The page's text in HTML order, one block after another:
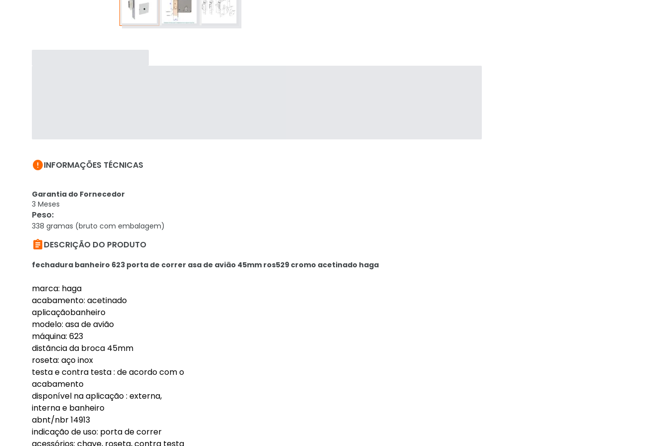
INFORMAÇÕES TÉCNICAS
Garantia do Fornecedor
3 Meses
Peso:
338 gramas (bruto com embalagem)
DESCRIÇÃO DO PRODUTO
fechadura banheiro 623 porta de correr asa de avião 45mm ros529 cromo acetinado haga
marca: haga
acabamento: acetinado
aplicaçãobanheiro
modelo: asa de avião
máquina: 623
distãncia da broca 45mm
roseta: aço inox
testa e contra testa : de acordo com o
acabamento
disponível na aplicação : externa,
interna e banheiro
abnt/nbr 14913
indicação de uso: porta de correr